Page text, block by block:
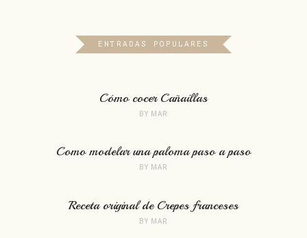
ENTRADAS POPULARES
Cómo cocer Cañaillas
BY MAR
Como modelar una paloma paso a paso
BY MAR
Receta original de Crepes franceses
BY MAR